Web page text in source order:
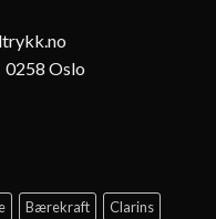
0258 Oslo
Bærekraft
Clarins